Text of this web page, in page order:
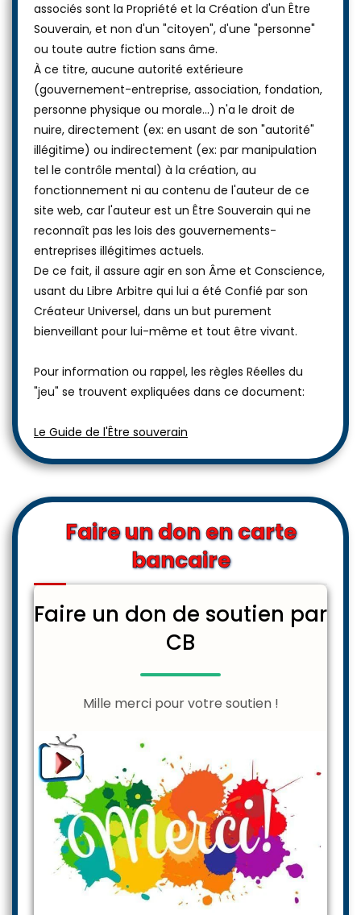
associés sont la Propriété et la Création d'un Être
Souverain, et non d'un "citoyen", d'une "personne"
ou toute autre fiction sans âme.
À ce titre, aucune autorité extérieure
(gouvernement-entreprise, association, fondation,
personne physique ou morale...) n'a le droit de
nuire, directement (ex: en usant de son "autorité"
illégitime) ou indirectement (ex: par manipulation
tel le contrôle mental) à la création, au
fonctionnement ni au contenu de l'auteur de ce
site web, car l'auteur est un Être Souverain qui ne
reconnaît pas les lois des gouvernements-
entreprises illégitimes actuels.
De ce fait, il assure agir en son Âme et Conscience,
usant du Libre Arbitre qui lui a été Confié par son
Créateur Universel, dans un but purement
bienveillant pour lui-même et tout être vivant.
Pour information ou rappel, les règles Réelles du
"jeu" se trouvent expliquées dans ce document:
Le Guide de l'Être souverain
Faire un don en carte
bancaire
Faire un don de soutien par
CB
Mille merci pour votre soutien !